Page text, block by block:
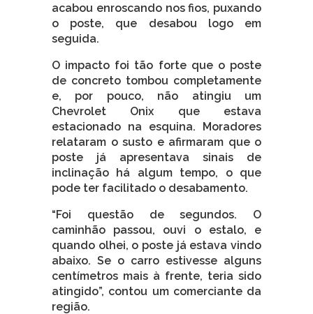
acabou enroscando nos fios, puxando
o poste, que desabou logo em
seguida.
O impacto foi tão forte que o poste
de concreto tombou completamente
e, por pouco, não atingiu um
Chevrolet Onix que estava
estacionado na esquina. Moradores
relataram o susto e afirmaram que o
poste já apresentava sinais de
inclinação há algum tempo, o que
pode ter facilitado o desabamento.
“Foi questão de segundos. O
caminhão passou, ouvi o estalo, e
quando olhei, o poste já estava vindo
abaixo. Se o carro estivesse alguns
centímetros mais à frente, teria sido
atingido”, contou um comerciante da
região.